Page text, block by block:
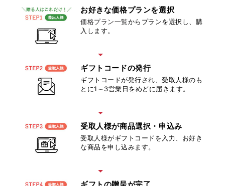
お好きな価格プランを選択
価格プラン一覧からプランを選択し、購
入します。
ギフトコードの発行
ギフトコードが発行され、受取人様のも
とに1～3営業日をめどに届きます。
受取人様が商品選択・申込み
受取人様がギフトコードを入力、お好き
な商品を申し込みます。